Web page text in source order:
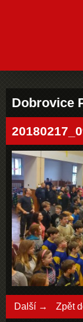
Dobrovice
Další → Zpět